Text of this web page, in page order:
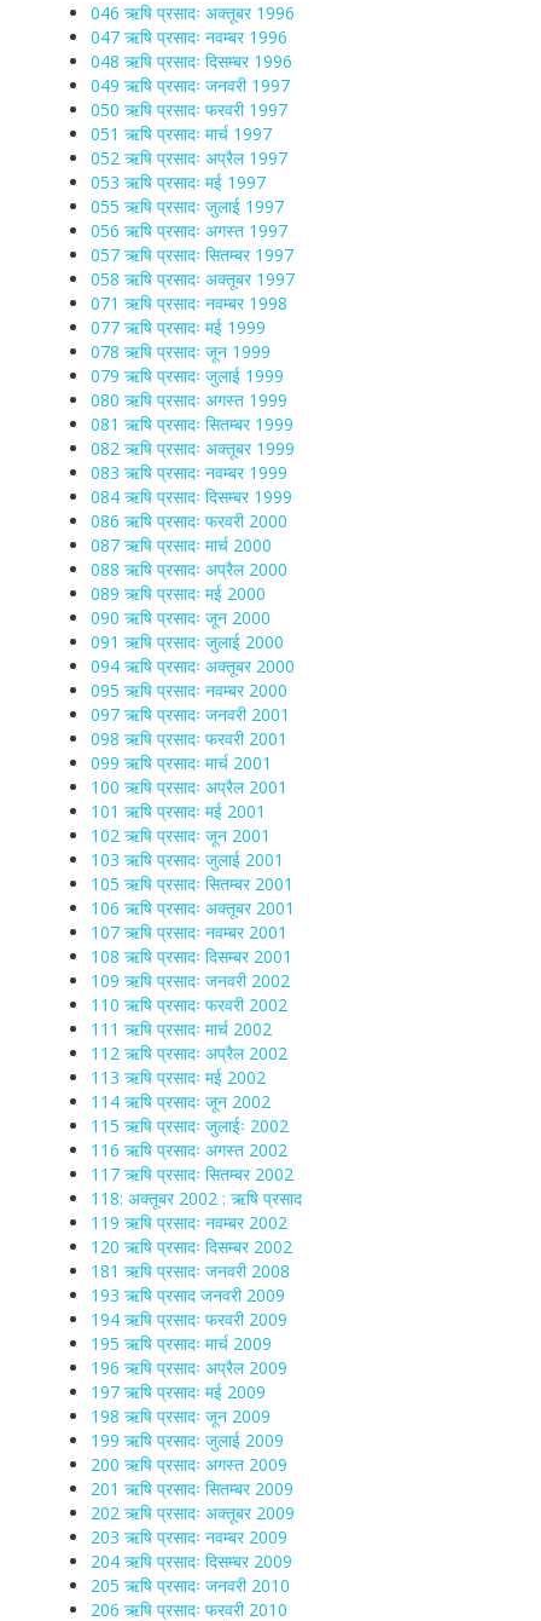
046 ऋषि प्रसादः अक्तूबर 1996
047 ऋषि प्रसादः नवम्बर 1996
048 ऋषि प्रसादः दिसम्बर 1996
049 ऋषि प्रसादः जनवरी 1997
050 ऋषि प्रसादः फरवरी 1997
051 ऋषि प्रसादः मार्च 1997
052 ऋषि प्रसादः अप्रैल 1997
053 ऋषि प्रसादः मई 1997
055 ऋषि प्रसादः जुलाई 1997
056 ऋषि प्रसादः अगस्त 1997
057 ऋषि प्रसादः सितम्बर 1997
058 ऋषि प्रसादः अक्तूबर 1997
071 ऋषि प्रसादः नवम्बर 1998
077 ऋषि प्रसादः मई 1999
078 ऋषि प्रसादः जून 1999
079 ऋषि प्रसादः जुलाई 1999
080 ऋषि प्रसादः अगस्त 1999
081 ऋषि प्रसादः सितम्बर 1999
082 ऋषि प्रसादः अक्तूबर 1999
083 ऋषि प्रसादः नवम्बर 1999
084 ऋषि प्रसादः दिसम्बर 1999
086 ऋषि प्रसादः फरवरी 2000
087 ऋषि प्रसादः मार्च 2000
088 ऋषि प्रसादः अप्रैल 2000
089 ऋषि प्रसादः मई 2000
090 ऋषि प्रसादः जून 2000
091 ऋषि प्रसादः जुलाई 2000
094 ऋषि प्रसादः अक्तूबर 2000
095 ऋषि प्रसादः नवम्बर 2000
097 ऋषि प्रसादः जनवरी 2001
098 ऋषि प्रसादः फरवरी 2001
099 ऋषि प्रसादः मार्च 2001
100 ऋषि प्रसादः अप्रैल 2001
101 ऋषि प्रसादः मई 2001
102 ऋषि प्रसादः जून 2001
103 ऋषि प्रसादः जुलाई 2001
105 ऋषि प्रसादः सितम्बर 2001
106 ऋषि प्रसादः अक्तूबर 2001
107 ऋषि प्रसादः नवम्बर 2001
108 ऋषि प्रसादः दिसम्बर 2001
109 ऋषि प्रसादः जनवरी 2002
110 ऋषि प्रसादः फरवरी 2002
111 ऋषि प्रसादः मार्च 2002
112 ऋषि प्रसादः अप्रैल 2002
113 ऋषि प्रसादः मई 2002
114 ऋषि प्रसादः जून 2002
115 ऋषि प्रसादः जुलाईः 2002
116 ऋषि प्रसादः अगस्त 2002
117 ऋषि प्रसादः सितम्बर 2002
118: अक्तूबर 2002 : ऋषि प्रसाद
119 ऋषि प्रसादः नवम्बर 2002
120 ऋषि प्रसादः दिसम्बर 2002
181 ऋषि प्रसादः जनवरी 2008
193 ऋषि प्रसाद जनवरी 2009
194 ऋषि प्रसादः फरवरी 2009
195 ऋषि प्रसादः मार्च 2009
196 ऋषि प्रसादः अप्रैल 2009
197 ऋषि प्रसादः मई 2009
198 ऋषि प्रसादः जून 2009
199 ऋषि प्रसादः जुलाई 2009
200 ऋषि प्रसादः अगस्त 2009
201 ऋषि प्रसादः सितम्बर 2009
202 ऋषि प्रसादः अक्तूबर 2009
203 ऋषि प्रसादः नवम्बर 2009
204 ऋषि प्रसादः दिसम्बर 2009
205 ऋषि प्रसादः जनवरी 2010
206 ऋषि प्रसादः फरवरी 2010